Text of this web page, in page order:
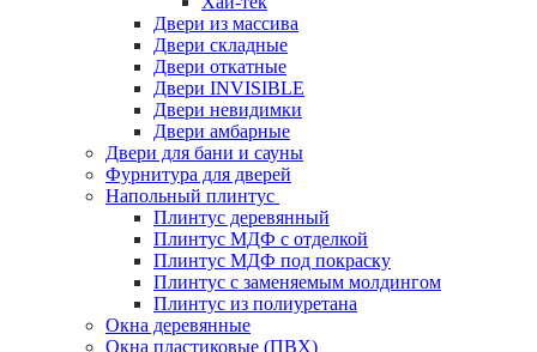
Двери из массива
Двери складные
Двери откатные
Двери INVISIBLE
Двери невидимки
Двери амбарные
Двери для бани и сауны
Фурнитура для дверей
Напольный плинтус
Плинтус деревянный
Плинтус МДФ с отделкой
Плинтус МДФ под покраску
Плинтус с заменяемым молдингом
Плинтус из полиуретана
Окна деревянные
Окна пластиковые (ПВХ)